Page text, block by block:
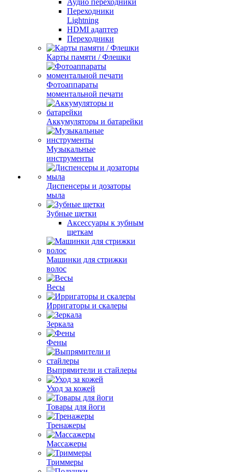
Аудио переходники
Переходники
Lightning
HDMI адаптер
Переходники
Карты памяти / Флешки
Фотоаппараты
моментальной печати
Аккумуляторы и батарейки
Музыкальные
инструменты
Диспенсеры и дозаторы
мыла
Зубные щетки
Аксессуары к зубным
щеткам
Машинки для стрижки
волос
Весы
Ирригаторы и скалеры
Зеркала
Фены
Выпрямители и стайлеры
Уход за кожей
Товары для йоги
Тренажеры
Массажеры
Триммеры